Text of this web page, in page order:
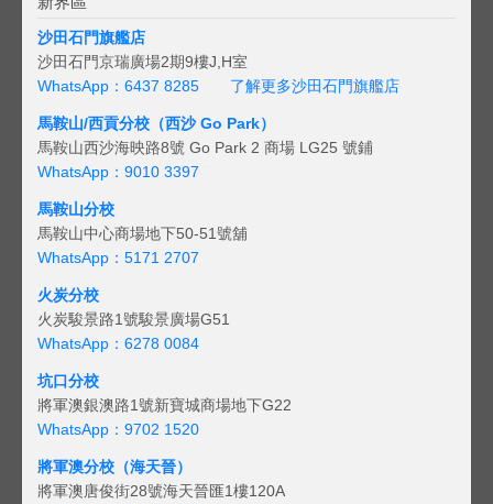
沙田石門旗艦店
沙田石門京瑞廣場2期9樓J,H室
WhatsApp：6437 8285
了解更多沙田石門旗艦店
馬鞍山/西貢分校（西沙 Go Park）
馬鞍山西沙海映路8號 Go Park 2 商場 LG25 號鋪
WhatsApp：9010 3397
馬鞍山分校
馬鞍山中心商場地下50-51號舖
WhatsApp：5171 2707
火炭分校
火炭駿景路1號駿景廣場G51
WhatsApp：6278 0084
坑口分校
將軍澳銀澳路1號新寶城商場地下G22
WhatsApp：9702 1520
將軍澳分校（海天晉）
將軍澳唐俊街28號海天晉匯1樓120A